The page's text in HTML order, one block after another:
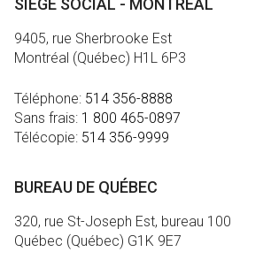
SIÈGE SOCIAL - MONTRÉAL
9405, rue Sherbrooke Est
Montréal (Québec) H1L 6P3
Téléphone: 514 356-8888
Sans frais: 1 800 465-0897
Télécopie: 514 356-9999
BUREAU DE QUÉBEC
320, rue St-Joseph Est, bureau 100
Québec (Québec) G1K 9E7